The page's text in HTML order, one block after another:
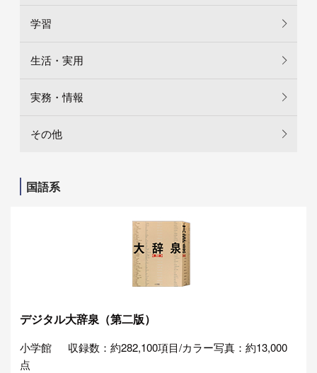
学習
生活・実用
実務・情報
その他
国語系
デジタル大辞泉（第二版）
小学館
収録数：約282,100項目/カラー写真：約13,000
点